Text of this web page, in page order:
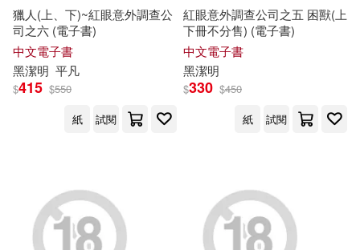
獵人(上、下)~紅眼意外調查公
司之六 (電子書)
中文電子書
黑潔明 平凡
$415 $550
紙
試閱
紅眼意外調查公司之五 困獸(上
下冊不分售) (電子書)
中文電子書
黑潔明
$330 $450
紙
試閱